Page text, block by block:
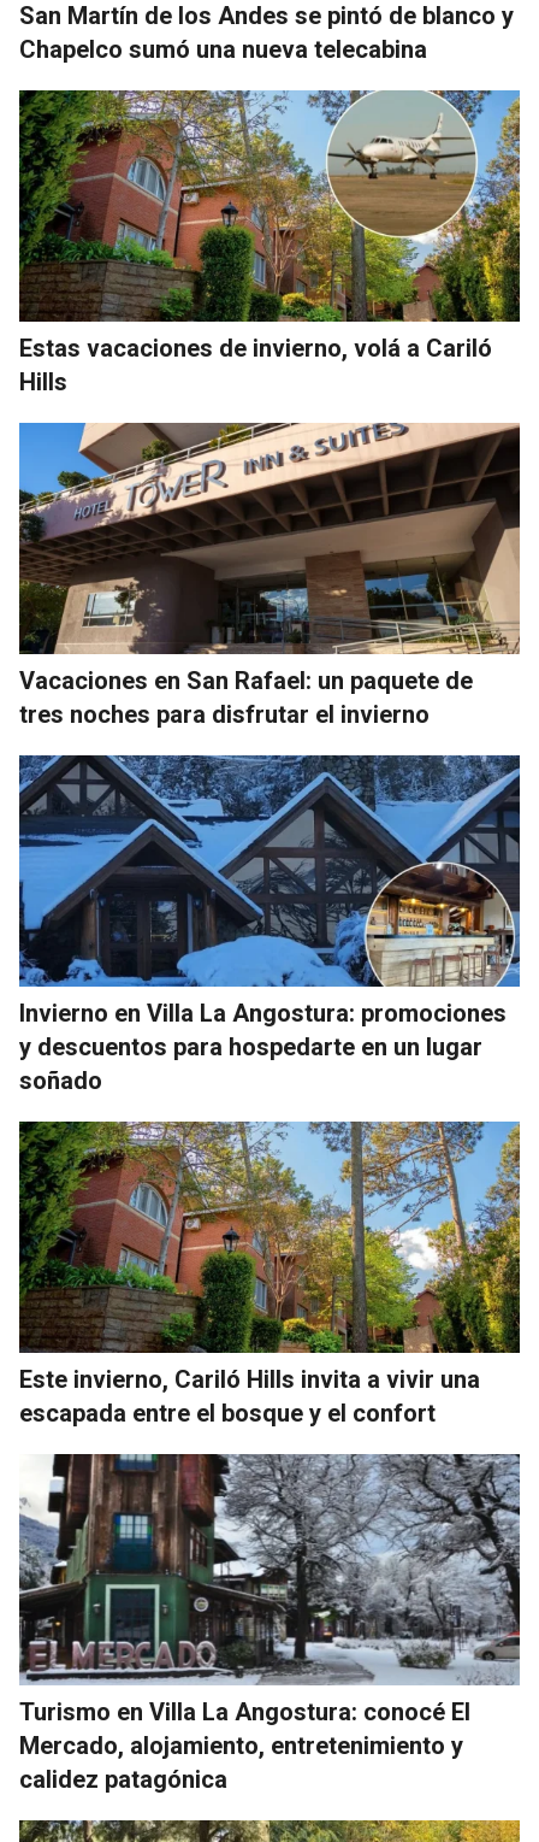
San Martín de los Andes se pintó de blanco y
Chapelco sumó una nueva telecabina
Estas vacaciones de invierno, volá a Cariló
Hills
Vacaciones en San Rafael: un paquete de
tres noches para disfrutar el invierno
Invierno en Villa La Angostura: promociones
y descuentos para hospedarte en un lugar
soñado
Este invierno, Cariló Hills invita a vivir una
escapada entre el bosque y el confort
Turismo en Villa La Angostura: conocé El
Mercado, alojamiento, entretenimiento y
calidez patagónica